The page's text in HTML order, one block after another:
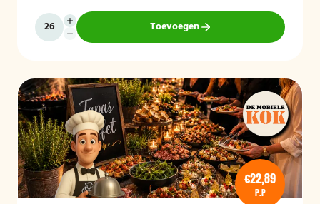
Toevoegen
€22,89
P.P